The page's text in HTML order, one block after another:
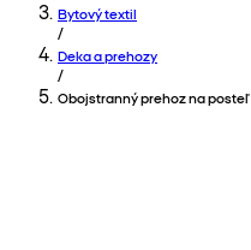
Bytový textil
/
Deka a prehozy
/
Obojstranný prehoz na posteľ